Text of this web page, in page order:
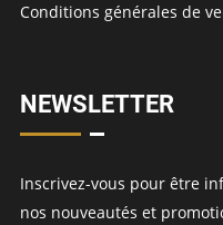
Conditions générales de
NEWSLETTER
Inscrivez-vous pour être
nos nouveautés et